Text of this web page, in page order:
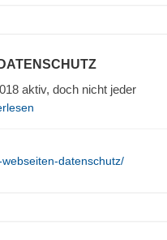
aktiv, doch nicht jeder
datenschutz/